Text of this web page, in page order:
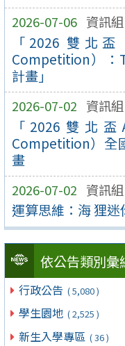
2026-07-06 資訊組
「2026 雙北盃
Competition）：
計畫」
2026-07-02 資訊組
「2026雙北盃
Competition）全
畫
2026-07-02 資訊組
運算思維：海 狸
依公告類別彙
行政公告 ( 5,080 )
學生園地 ( 2,525 )
新生入學專區 ( 36 )